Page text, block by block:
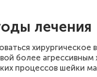
лечения
более
процессов шейки